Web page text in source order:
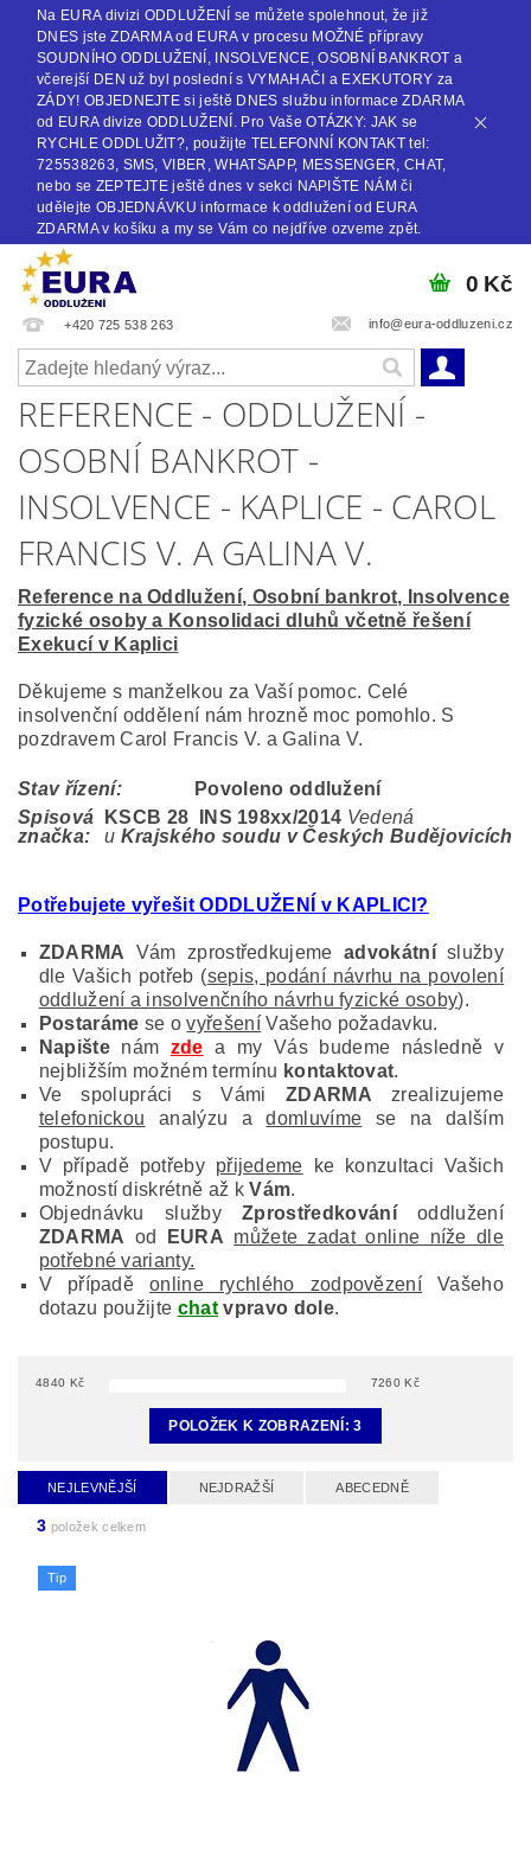
Na EURA divizi ODDLUŽENÍ se můžete spolehnout, že již
DNES jste ZDARMA od EURA v procesu MOŽNÉ přípravy
SOUDNÍHO ODDLUŽENÍ, INSOLVENCE, OSOBNÍ BANKROT a
včerejší DEN už byl poslední s VYMAHAČI a EXEKUTORY za
ZÁDY! OBJEDNEJTE si ještě DNES službu informace ZDARMA
od EURA divize ODDLUŽENÍ. Pro Vaše OTÁZKY: JAK se
RYCHLE ODDLUŽIT?, použijte TELEFONNÍ KONTAKT tel:
725538263, SMS, VIBER, WHATSAPP, MESSENGER, CHAT,
nebo se ZEPTEJTE ještě dnes v sekci NAPIŠTE NÁM či
udělejte OBJEDNÁVKU informace k oddlužení od EURA
ZDARMA v košíku a my se Vám co nejdříve ozveme zpět.
+420 725 538 263 info@eura-oddluzeni.cz
0 Kč
REFERENCE - ODDLUŽENÍ -
OSOBNÍ BANKROT -
INSOLVENCE - KAPLICE - CAROL
FRANCIS V. A GALINA V.
Reference na Oddlužení, Osobní bankrot, Insolvence
fyzické osoby a Konsolidaci dluhů včetně řešení
Exekucí v Kaplici
Děkujeme s manželkou za Vaší pomoc. Celé
insolvenční oddělení nám hrozně moc pomohlo. S
pozdravem Carol Francis V. a Galina V.
Stav řízení:
Povoleno oddlužení
Spisová
značka:
KSCB 28 INS 198xx/2014 Vedená
u Krajského soudu v Českých Budějovicích
Potřebujete vyřešit ODDLUŽENÍ v KAPLICI?
ZDARMA Vám zprostředkujeme advokátníslužby
dle Vašich potřeb (sepis, podání návrhu na povolení
oddlužení a insolvenčního návrhu fyzické osoby).
Postaráme se ovyřešeníVašeho požadavku.
Napištenám zde a my Vás budeme následně v
nejbližším možném termínu kontaktovat.
Ve spolupráci s Vámi ZDARMA zrealizujeme
telefonickou analýzu adomluvíme se na dalším
postupu.
V případě potřeby přijedeme ke konzultaci Vašich
možností diskrétně až kVám.
Objednávku služby
Zprostředkováníoddlužení
ZDARMA od EURA můžete zadat online níže dle
potřebné varianty.
V případěonline rychlého zodpovězení Vašeho
dotazu použijte chatvpravo dole.
4840 Kč 7260 Kč
POLOŽEK K ZOBRAZENÍ:3
NEJLEVNĚJŠÍ NEJDRAŽŠÍ ABECEDNĚ
3 položek celkem
Tip